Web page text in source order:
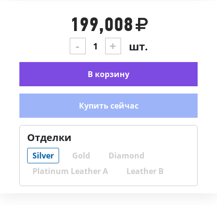
Отделки
Silver Gold
Diamond
Platinum Leather A
Leather B
199,008
- + шт.
В корзину
Купить сейчас